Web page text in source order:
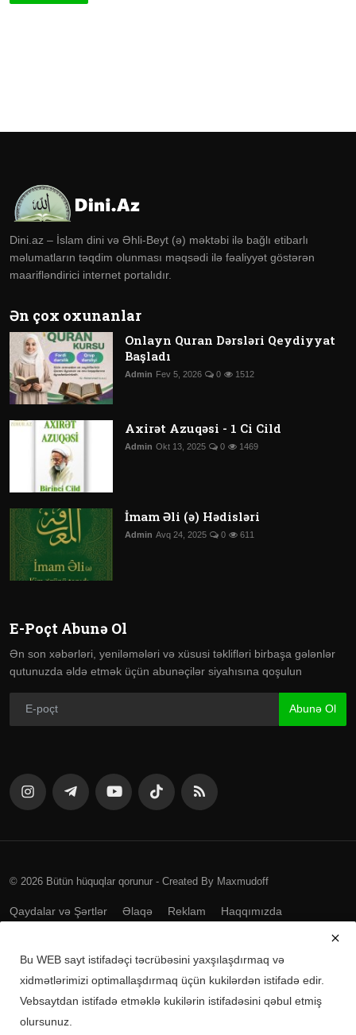
Dini.az – İslam dini və Əhli-Beyt (ə) məktəbi ilə bağlı etibarlı
məlumatların təqdim olunması məqsədi ilə fəaliyyət göstərən
maarifləndirici internet portalıdır.
Ən çox oxunanlar
Onlayn Quran Dərsləri Qeydiyyat
Başladı
Admin Fev 5, 2026 0 1512
Axirət Azuqəsi - 1 Ci Cild
Admin Okt 13, 2025 0 1469
İmam Əli (ə) Hədisləri
Admin Avq 24, 2025 0 611
E-Poçt Abunə Ol
Ən son xəbərləri, yeniləmələri və xüsusi təklifləri birbaşa gələnlər
qutunuzda əldə etmək üçün abunəçilər siyahısına qoşulun
Abunə Ol
© 2026 Bütün hüquqlar qorunur - Created By Maxmudoff
Qaydalar və Şərtlər Əlaqə Reklam Haqqımızda
Bu WEB sayt istifadəçi təcrübəsini yaxşılaşdırmaq və
xidmətlərimizi optimallaşdırmaq üçün kukilərdən istifadə edir.
Vebsaytdan istifadə etməklə kukilərin istifadəsini qəbul etmiş
olursunuz.
Android üçün yüklə